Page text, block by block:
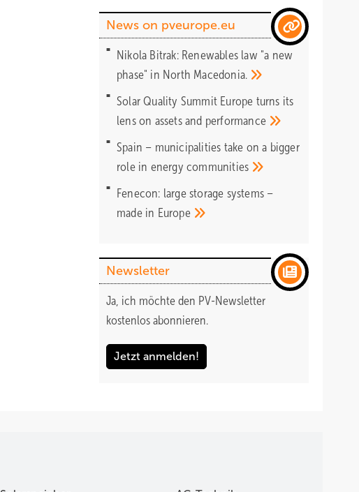
News on pveurope.eu
Nikola Bitrak: Renewables law "a new
phase" in North Macedonia.
Solar Quality Summit Europe turns its
lens on assets and performance
Spain – municipalities take on a bigger
role in energy communities
Fenecon: large storage systems –
made in Europe
Newsletter
Ja, ich möchte den PV-Newsletter
kostenlos abonnieren.
Jetzt anmelden!